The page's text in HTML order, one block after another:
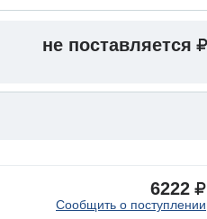
не поставляется
6222
Сообщить о поступлении